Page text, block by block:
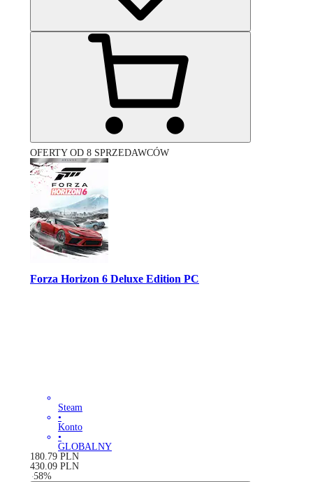
OFERTY OD 8 SPRZEDAWCÓW
Forza Horizon 6 Deluxe Edition PC
Steam
•
Konto
•
GLOBALNY
180.79 PLN
430.09 PLN
-58%